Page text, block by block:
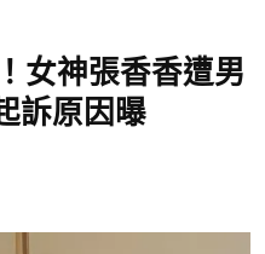
女神張香香遭男
訴原因曝